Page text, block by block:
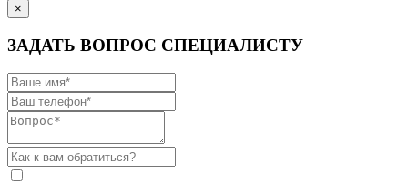
×
ЗАДАТЬ ВОПРОС СПЕЦИАЛИСТУ